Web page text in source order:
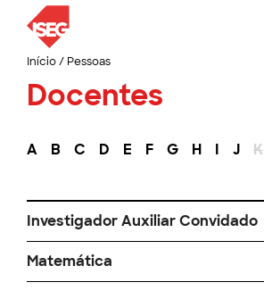
Início/ Pessoas
Docentes
A B C D E F G H I J K
Investigador Auxiliar Convidado
Matemática